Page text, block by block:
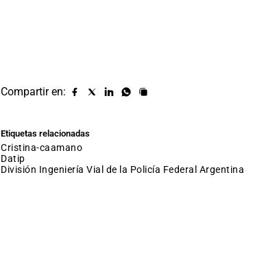
Compartir en:
Compartir
Compartir
Compartir
Compartir
Copiar
Etiquetas relacionadas
cristina-caamano
datip
División Ingeniería Vial de la Policía Federal Argentina